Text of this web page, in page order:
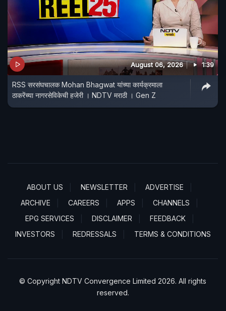
August 06, 2026 1:39
RSS सरसंघचालक Mohan Bhagwat यांच्या कार्यक्रमाला
ठाकरेंच्या नागरसेविकेची हजेरी । NDTV मराठी । Gen Z
ABOUT US NEWSLETTER
ADVERTISE
ARCHIVE
CAREERS APPS
CHANNELS
EPG SERVICES
DISCLAIMER
FEEDBACK
INVESTORS
REDRESSALS TERMS & CONDITIONS
© Copyright NDTV Convergence Limited 2026. All rights
reserved.